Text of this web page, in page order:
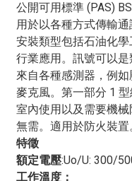
公開可用標準 (PAS)
用於以各種方式傳輸
安裝類型包括石油化學
行業應用。訊號可以是
來自各種感測器，例
麥克風。第一部分 1
室內使用以及需要機械
無需。適用於防火裝置
特徵
額定電壓:Uo/U: 300/
工作溫度：
雲母/交聯聚乙烯/OS/
為耐高溫和防火而設計
業應用。該電纜採用雲
(OS) 和低煙無鹵
適用於對防火安全要求
確保電纜即使在發生火
使其成為關鍵基礎設施
其中一個主要用途是
火）電纜這種電纜廣泛
在這些系統中，防火安